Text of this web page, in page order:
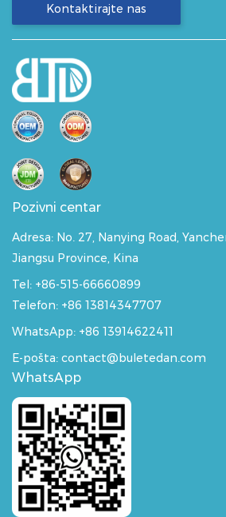
Kontaktirajte nas
Pozivni centar
Adresa: No. 27, Nanying Road,
Jiangsu Province, Kina
Tel: +86-515-66660899
Telefon: +86 13814347707
WhatsApp: +86 13914622411
E-pošta: contact@buletedan.com
WhatsApp